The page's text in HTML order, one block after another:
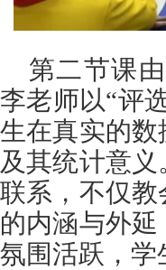
第二节课
李老师以“评
生在真实的
及其统计意
联系，不仅
的内涵与外
氛围活跃，学